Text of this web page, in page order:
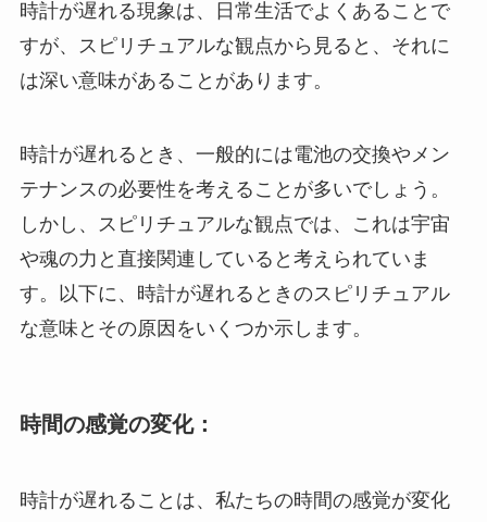
時計が遅れる現象は、日常生活でよくあることで
すが、スピリチュアルな観点から見ると、それに
は深い意味があることがあります。
時計が遅れるとき、一般的には電池の交換やメン
テナンスの必要性を考えることが多いでしょう。
しかし、スピリチュアルな観点では、これは宇宙
や魂の力と直接関連していると考えられていま
す。以下に、時計が遅れるときのスピリチュアル
な意味とその原因をいくつか示します。
時間の感覚の変化：
時計が遅れることは、私たちの時間の感覚が変化